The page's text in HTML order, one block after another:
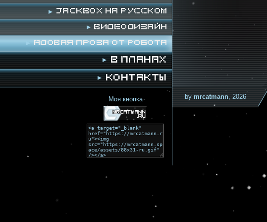
Jackbox на русском
Видеодизайн
Адовая проза от робота
В планах
Контакты
Моя кнопка bymrcatmann, 2026